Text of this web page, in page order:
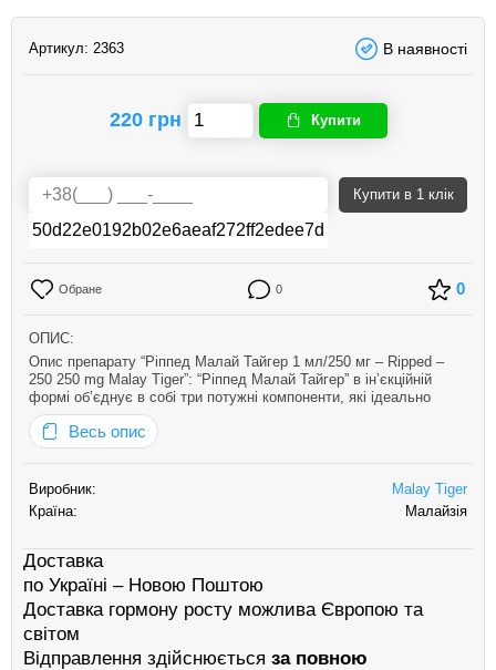
Артикул: 2363 В наявності
220 грн Купити
Купити в 1 клік
Обране 0 0
ОПИС:
Опис препарату “Ріппед Малай Тайгер 1 мл/250 мг – Ripped –
250 250 mg Malay Tiger”: “Ріппед Малай Тайгер” в ін’єкційній
формі об’єднує в собі три потужні компоненти, які ідеально
підходять для етапу сушіння, забезпечуючи суху м’язову масу і
силу, а також знижуючи жирові відкладення з мінімальними п…
Весь опис
Виробник:
Malay Tiger
Країна:
Малайзія
Доставка
по Україні – Новою Поштою
Доставка гормону росту можлива Європою та
світом
Відправлення здійснюється за повною